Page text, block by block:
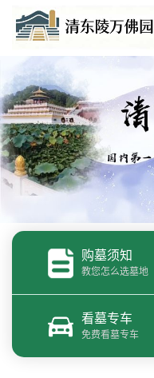
购墓须知
教您怎么选墓地
看墓专车
免费看墓专车